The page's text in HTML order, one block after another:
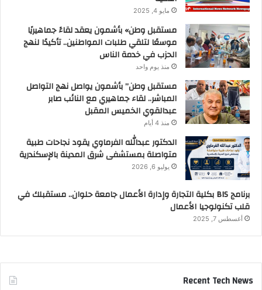
مايو 4, 2025
مستقبل وطن» بأشمون يعقد لقاءً جماهيريًا
موسعًا لتلقي طلبات المواطنين.. تأكيدًا لنهج
الحزب في خدمة الناس
منذ يوم واحد
مستقبل وطن” بأشمون يواصل نهج التواصل
المباشر.. لقاء جماهيري مع النائب صابر
عبدالقوي الخميس المقبل
منذ 4 أيام
الدكتور عبدالله الفرماوي يقود نجاحات طبية
متواصلة بمستشفى شرق المدينة بالإسكندرية
يوليو 6, 2026
برنامج BIS بكلية التجارة وإدارة الأعمال جامعة حلوان.. مستقبلك في
قلب تكنولوجيا الأعمال
أغسطس 7, 2025
Recent Tech News